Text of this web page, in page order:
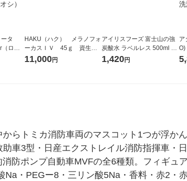
タ
（ロハ
ルレ
HAKU（ハク） メラノフォ
ーカスＩＶ 45ｇ 資生
堂 おまけ付き
11,000円
アイリスフーズ 富士山の強
炭酸水 ラベルレス 500ml 1
箱（24本入）
1,420円
ア
O)
ガ
らトミカ消防車両のマスコット1つが浮か
車3型・日産エクストレイル消防指揮車・
防ポンプ自動車MVFの全6種類。フィギュ
・PEGー8・三リン酸5Na・香料・赤2・